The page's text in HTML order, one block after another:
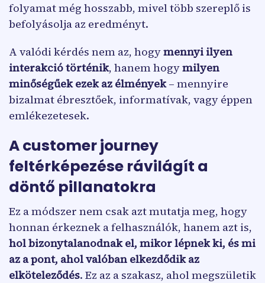
folyamat még hosszabb, mivel több szereplő is
befolyásolja az eredményt.
A valódi kérdés nem az, hogymennyi ilyen
interakció történik, hanem hogymilyen
minőségűek ezek az élmények– mennyire
bizalmat ébresztőek, informatívak, vagy éppen
emlékezetesek.
A customer journey
feltérképezése rávilágít a
döntő pillanatokra
Ez a módszer nem csak azt mutatja meg, hogy
honnan érkeznek a felhasználók, hanem azt is,
hol bizonytalanodnak el, mikor lépnek ki, és mi
az a pont, ahol valóban elkezdődik az
elköteleződés. Ez az a szakasz, ahol megszületik